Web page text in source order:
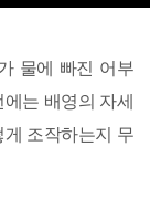
물에 빠진 어부
는 배영의 자세
게 조작하는지 무